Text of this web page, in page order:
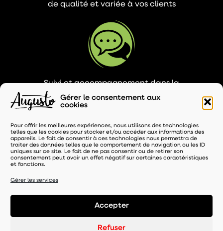
Gérer le consentement aux
cookies
Pour offrir les meilleures expériences, nous utilisons des technologies
telles que les cookies pour stocker et/ou accéder aux informations des
appareils. Le fait de consentir à ces technologies nous permettra de
traiter des données telles que le comportement de navigation ou les ID
uniques sur ce site. Le fait de ne pas consentir ou de retirer son
consentement peut avoir un effet négatif sur certaines caractéristiques
et fonctions.
Gérer les services
Accepter
Refuser
de qualité et variée à vos clients
Suivi et accompagnement dans la
promotion des ventes (animation et PLV)
toute la durée de votre contrat